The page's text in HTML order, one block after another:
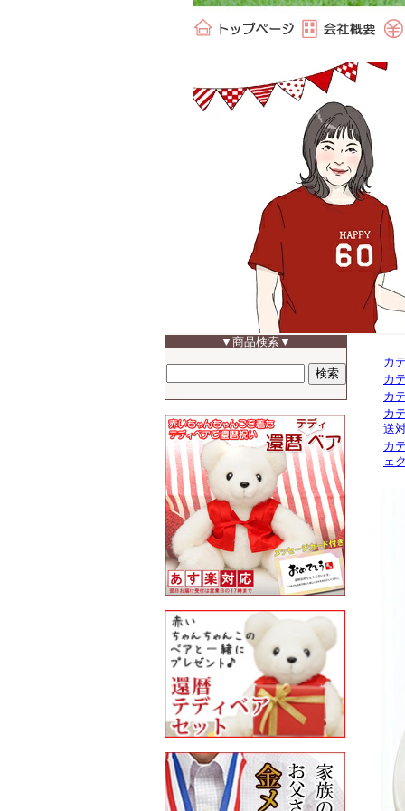
カ
カ
カ
カ
送
カ
ェ